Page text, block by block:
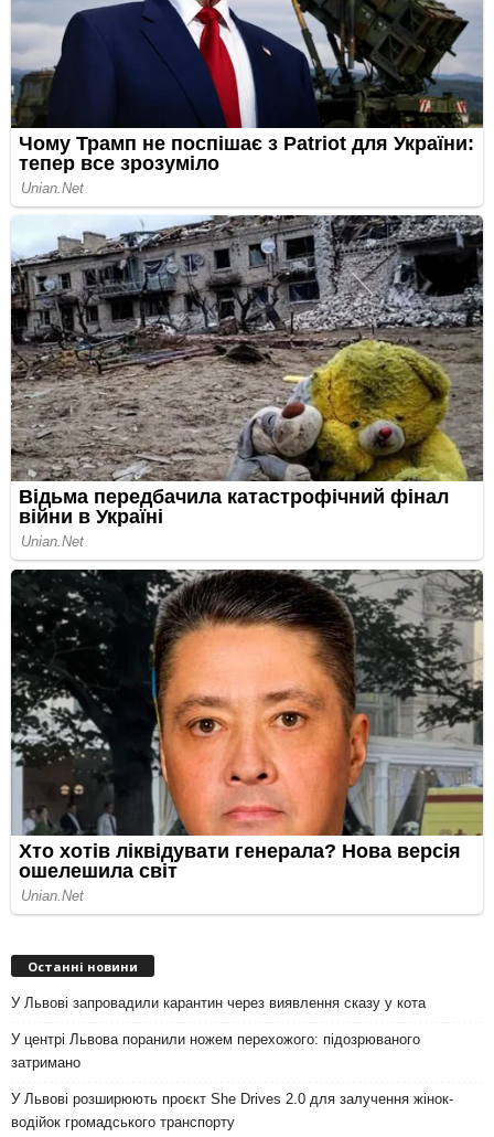
Останні новини
У Львові запровадили карантин через виявлення сказу у кота
У центрі Львова поранили ножем перехожого: підозрюваного
затримано
У Львові розширюють проєкт She Drives 2.0 для залучення жінок-
водійок громадського транспорту